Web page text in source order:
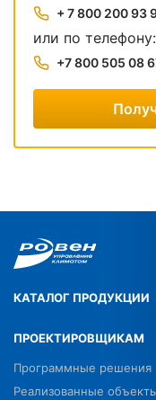
+ 7 800 200 93
или по телефону:
+7 800 505 08
КАТАЛОГ ПРОДУКЦИИ
ПРОЕКТИРОВЩИКАМ
Программные решения
Реализованные